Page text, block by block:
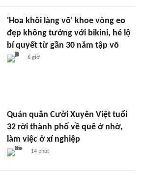
'Hoa khôi làng võ' khoe vòng eo
đẹp không tưởng với bikini, hé lộ
bí quyết từ gần 30 năm tập võ
6 giờ
Quán quân Cười Xuyên Việt tuổi
32 rời thành phố về quê ở nhờ,
làm việc ở xí nghiệp
14 phút